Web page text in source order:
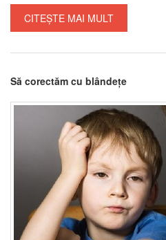
CITEȘTE MAI MULT
Să corectăm cu blândețe